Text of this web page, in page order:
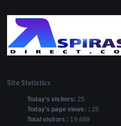
Site Statistics
Today's visitors: 25
Today's page views: :25
Total visitors : 19,689